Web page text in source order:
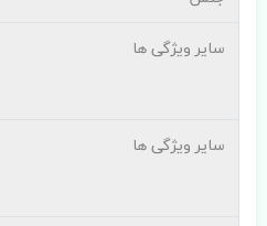
سایر ویژگی ها
سایر ویژگی ها